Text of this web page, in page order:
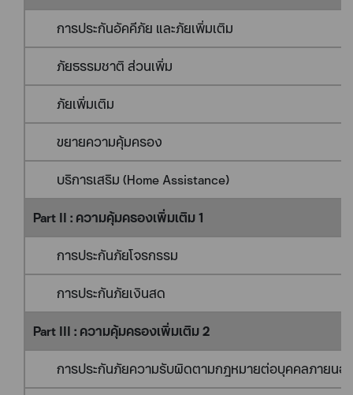
การประกันอัคคีภัย และภัยเพิ่มเติม
ภัยธรรมชาติ ส่วนเพิ่ม
ภัยเพิ่มเติม
ขยายความคุ้มครอง
บริการเสริม (Home Assistance)
Part II : ความคุ้มครองเพิ่มเติม 1
การประกันภัยโจรกรรม
การประกันภัยเงินสด
Part III : ความคุ้มครองเพิ่มเติม 2
การประกันภัยความรับผิดตามกฎหมายต่อบุคคลภายนอ